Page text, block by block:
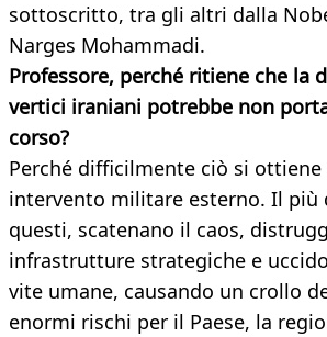
sottoscritto, tra gli altri dalla
Narges Mohammadi.
Professore, perché ritiene che la
vertici iraniani potrebbe non
corso?
Perché difficilmente ciò si ottiene
intervento militare esterno. Il più
questi, scatenano il caos,
infrastrutture strategiche e
vite umane, causando un crollo
enormi rischi per il Paese, la